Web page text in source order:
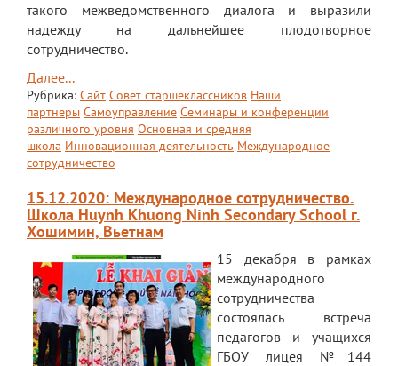
такого межведомственного диалога и выразили
надежду на дальнейшее плодотворное
сотрудничество.
Далее...
Рубрика: Сайт Совет старшеклассников Наши
партнеры Самоуправление Семинары и конференции
различного уровня Основная и средняя
школа Инновационная деятельность Международное
сотрудничество
15.12.2020: Международное сотрудничество.
Школа Huynh Khuong Ninh Secondary School г.
Хошимин, Вьетнам
15 декабря в рамках
международного
сотрудничества
состоялась встреча
педагогов и учащихся
ГБОУ лицея №144